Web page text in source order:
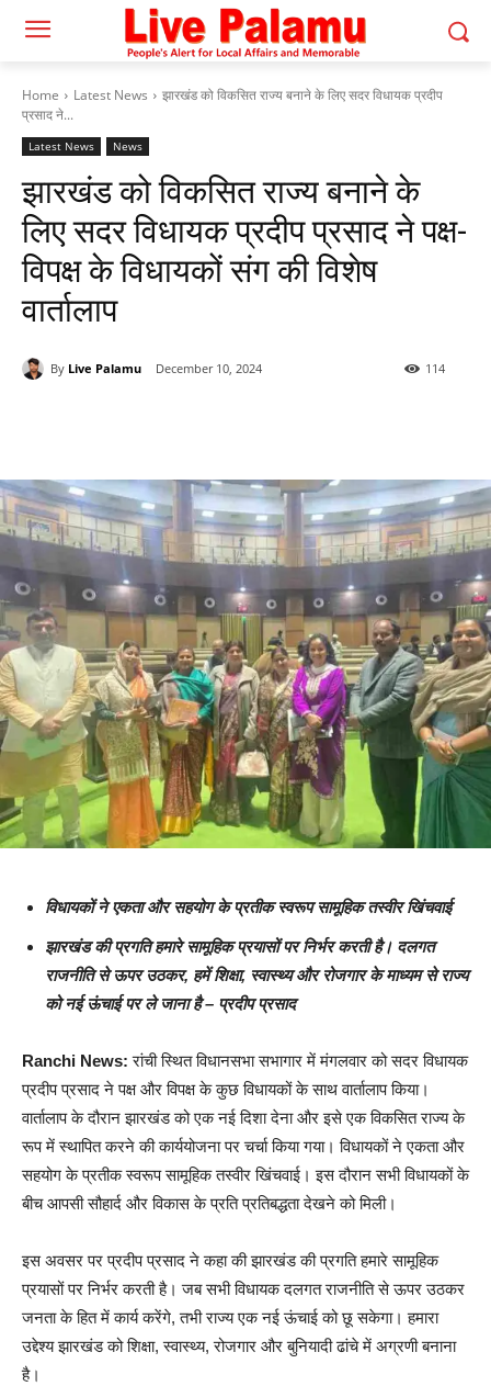
Home Latest News
झारखंड को विकसित राज्य बनाने के लिए सदर विधायक प्रदीप
प्रसाद ने...
Latest News News
झारखंड को विकसित राज्य बनाने के
लिए सदर विधायक प्रदीप प्रसाद ने पक्ष-
विपक्ष के विधायकों संग की विशेष
वार्तालाप
By Live Palamu December 10, 2024 114
विधायकों ने एकता और सहयोग के प्रतीक स्वरूप सामूहिक तस्वीर खिंचवाई
झारखंड की प्रगति हमारे सामूहिक प्रयासों पर निर्भर करती है। दलगत
राजनीति से ऊपर उठकर, हमें शिक्षा, स्वास्थ्य और रोजगार के माध्यम से राज्य
को नई ऊंचाई पर ले जाना है – प्रदीप प्रसाद
Ranchi News: रांची स्थित विधानसभा सभागार में मंगलवार को सदर विधायक
प्रदीप प्रसाद ने पक्ष और विपक्ष के कुछ विधायकों के साथ वार्तालाप किया।
वार्तालाप के दौरान झारखंड को एक नई दिशा देना और इसे एक विकसित राज्य के
रूप में स्थापित करने की कार्ययोजना पर चर्चा किया गया। विधायकों ने एकता और
सहयोग के प्रतीक स्वरूप सामूहिक तस्वीर खिंचवाई। इस दौरान सभी विधायकों के
बीच आपसी सौहार्द और विकास के प्रति प्रतिबद्धता देखने को मिली।
इस अवसर पर प्रदीप प्रसाद ने कहा की झारखंड की प्रगति हमारे सामूहिक
प्रयासों पर निर्भर करती है। जब सभी विधायक दलगत राजनीति से ऊपर उठकर
जनता के हित में कार्य करेंगे, तभी राज्य एक नई ऊंचाई को छू सकेगा। हमारा
उद्देश्य झारखंड को शिक्षा, स्वास्थ्य, रोजगार और बुनियादी ढांचे में अग्रणी बनाना
है।